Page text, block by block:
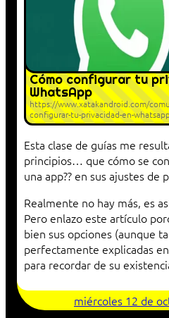
Cómo configurar tu
WhatsApp
https://www.xatakandroid.com/
configurar-tu-privacidad-en-
Esta clase de guías me
principios… que cómo se
una app?? en sus ajustes de
Realmente no hay más, es
Pero enlazo este artículo
bien sus opciones (aunque
perfectamente explicadas
para recordar de su
miércoles 12 de